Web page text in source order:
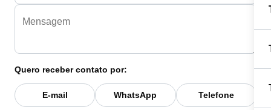
Quero receber contato por:
E-mail WhatsApp Telefone